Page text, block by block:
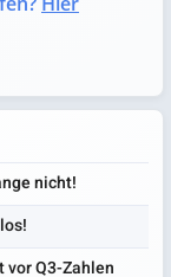
nicht!
vor Q3-Zahlen